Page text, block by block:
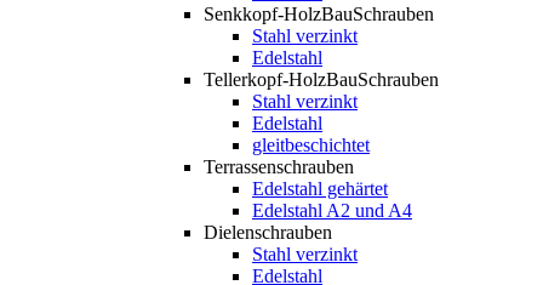
Senkkopf-HolzBauSchrauben
Stahl verzinkt
Edelstahl
Tellerkopf-HolzBauSchrauben
Stahl verzinkt
Edelstahl
gleitbeschichtet
Terrassenschrauben
Edelstahl gehärtet
Edelstahl A2 und A4
Dielenschrauben
Stahl verzinkt
Edelstahl